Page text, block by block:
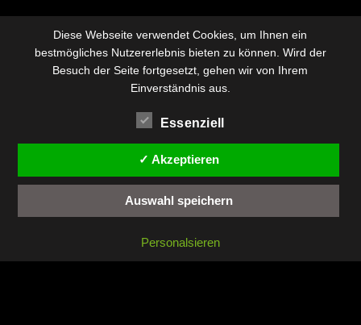
Diese Webseite verwendet Cookies, um Ihnen ein
bestmögliches Nutzererlebnis bieten zu können. Wird der
Besuch der Seite fortgesetzt, gehen wir von Ihrem
Einverständnis aus.
Essenziell
✓ Akzeptieren
Auswahl speichern
Personalsieren